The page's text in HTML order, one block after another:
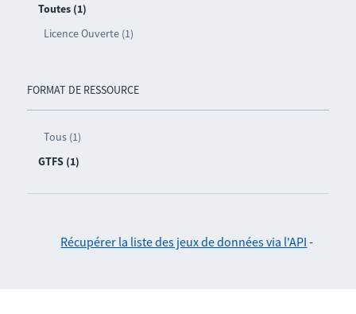
Toutes (1)
Licence Ouverte (1)
FORMAT DE RESSOURCE
Tous (1)
GTFS (1)
Récupérer la liste des jeux de données via l'API -